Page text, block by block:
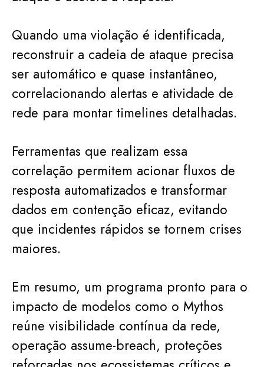
Quando uma violação é identificada,
reconstruir a cadeia de ataque precisa
ser automático e quase instantâneo,
correlacionando alertas e atividade de
rede para montar timelines detalhadas.
Ferramentas que realizam essa
correlação permitem acionar fluxos de
resposta automatizados e transformar
dados em contenção eficaz, evitando
que incidentes rápidos se tornem crises
maiores.
Em resumo, um programa pronto para o
impacto de modelos como o Mythos
reúne visibilidade contínua da rede,
operação assume-breach, proteções